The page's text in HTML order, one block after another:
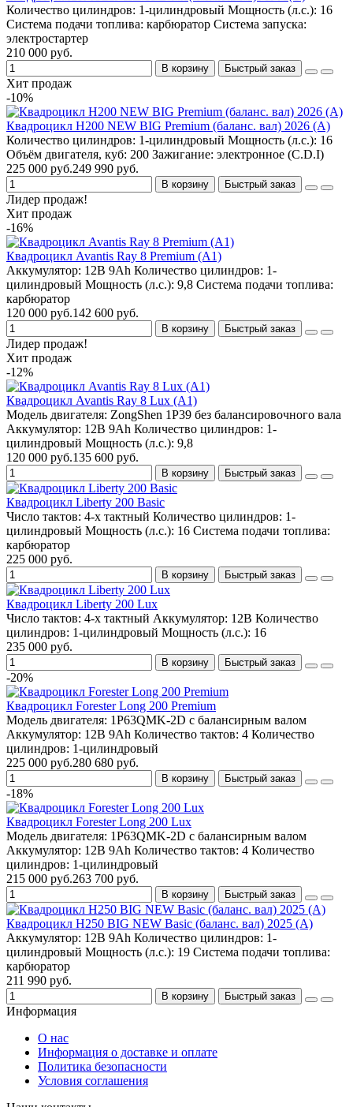
Количество цилиндров: 1-цилиндровый Мощность (л.с.): 16
Система подачи топлива: карбюратор Система запуска:
электростартер
210 000 руб.
В корзину Быстрый заказ
Хит продаж
-10%
Квадроцикл H200 NEW BIG Premium (баланс. вал) 2026 (A)
Количество цилиндров: 1-цилиндровый Мощность (л.с.): 16
Объём двигателя, куб: 200 Зажигание: электронное (C.D.I)
225 000 руб.249 990 руб.
В корзину Быстрый заказ
Лидер продаж!
Хит продаж
-16%
Квадроцикл Avantis Ray 8 Premium (A1)
Аккумулятор: 12В 9Ah Количество цилиндров: 1-
цилиндровый Мощность (л.с.): 9,8 Система подачи топлива:
карбюратор
120 000 руб.142 600 руб.
В корзину Быстрый заказ
Лидер продаж!
Хит продаж
-12%
Квадроцикл Avantis Ray 8 Lux (A1)
Модель двигателя: ZongShen 1P39 без балансировочного вала
Аккумулятор: 12В 9Ah Количество цилиндров: 1-
цилиндровый Мощность (л.с.): 9,8
120 000 руб.135 600 руб.
В корзину Быстрый заказ
Квадроцикл Liberty 200 Basic
Число тактов: 4-х тактный Количество цилиндров: 1-
цилиндровый Мощность (л.с.): 16 Система подачи топлива:
карбюратор
225 000 руб.
В корзину Быстрый заказ
Квадроцикл Liberty 200 Lux
Число тактов: 4-х тактный Аккумулятор: 12B Количество
цилиндров: 1-цилиндровый Мощность (л.с.): 16
235 000 руб.
В корзину Быстрый заказ
-20%
Квадроцикл Forester Long 200 Premium
Модель двигателя: 1P63QMK-2D с балансирным валом
Аккумулятор: 12В 9Ah Количество тактов: 4 Количество
цилиндров: 1-цилиндровый
225 000 руб.280 680 руб.
В корзину Быстрый заказ
-18%
Квадроцикл Forester Long 200 Lux
Модель двигателя: 1P63QMK-2D с балансирным валом
Аккумулятор: 12В 9Ah Количество тактов: 4 Количество
цилиндров: 1-цилиндровый
215 000 руб.263 700 руб.
В корзину Быстрый заказ
Квадроцикл H250 BIG NEW Basic (баланс. вал) 2025 (A)
Аккумулятор: 12В 9Ah Количество цилиндров: 1-
цилиндровый Мощность (л.с.): 19 Система подачи топлива:
карбюратор
211 990 руб.
В корзину Быстрый заказ
Информация
О нас
Информация о доставке и оплате
Политика безопасности
Условия соглашения